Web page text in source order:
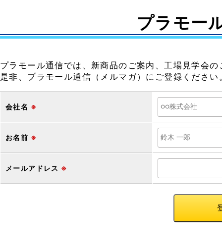
プラモー
プラモール通信では、新商品のご案内、工場見学会
是非、プラモール通信（メルマガ）にご登録ください
会社名 ※
お名前 ※
メールアドレス ※